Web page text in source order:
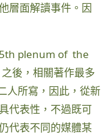
層面解讀事件。因
plenum of the
後，相關著作最多
人所寫，因此，從新
代表性，不過既可
代表不同的媒體某